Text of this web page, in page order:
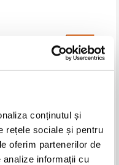
conținutul și
rețele sociale și pentru
oferim partenerilor de
analize informații cu